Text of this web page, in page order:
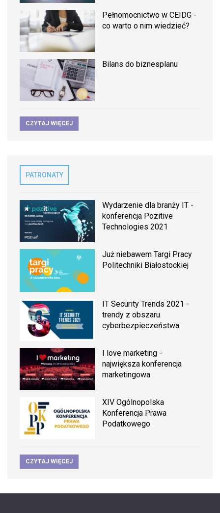
Pełnomocnictwo w CEIDG -
co warto o nim wiedzieć?
Bilans do biznesplanu
CZYTAJ WIĘCEJ
PATRONATY
Wydarzenie dla branży IT -
konferencja Pozitive
Technologies 2021
Już niebawem Targi Pracy
Politechniki Białostockiej
IT Security Trends 2021 -
trendy z obszaru
cyberbezpieczeństwa
I love marketing -
największa konferencja
marketingowa
XIV Ogólnopolska
Konferencja Prawa
Podatkowego
CZYTAJ WIĘCEJ